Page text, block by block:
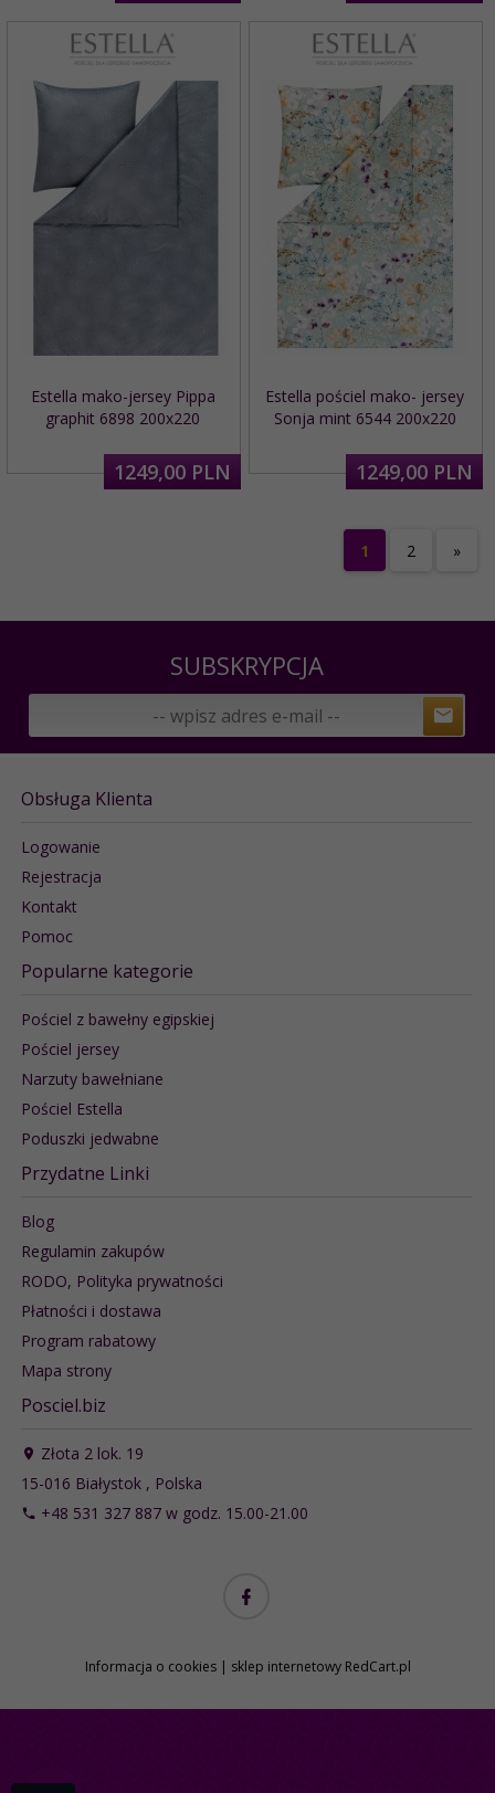
Estella mako-jersey Pippa
graphit 6898 200x220
1249,00 PLN
Estella pościel mako- jersey
Sonja mint 6544 200x220
1249,00 PLN
1 2 »
SUBSKRYPCJA
Obsługa Klienta
Logowanie
Rejestracja
Kontakt
Pomoc
Popularne kategorie
Pościel z bawełny egipskiej
Pościel jersey
Narzuty bawełniane
Pościel Estella
Poduszki jedwabne
Przydatne Linki
Blog
Regulamin zakupów
RODO, Polityka prywatności
Płatności i dostawa
Program rabatowy
Mapa strony
Posciel.biz
Złota 2 lok. 19
15-016 Białystok , Polska
+48 531 327 887 w godz. 15.00-21.00
Informacja o cookies| sklep internetowyRedCart.pl